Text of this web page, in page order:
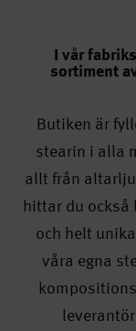
I vår
sortiment
Butiken är
stearin i alla
allt från
hittar du
och helt
våra egna